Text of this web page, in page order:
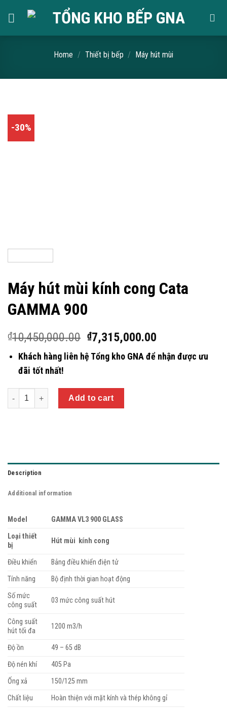
Home / Thiết bị bếp / Máy hút mùi
-30%
Máy hút mùi kính cong Cata
GAMMA 900
₫10,450,000.00 ₫7,315,000.00
Khách hàng liên hệ Tổng kho GNA để nhận được ưu
đãi tốt nhất!
Quantity
Add to cart
Description
Additional information
Model
GAMMA VL3 900 GLASS
Loại thiết
bị
Hút mùi kính cong
Điều khiển
Bảng điều khiển điện tử
Tính năng
Bộ định thời gian hoạt động
Số mức
công suất
03 mức công suất hút
Công suất
hút tối đa
1200 m3/h
Độ ồn
49 – 65 dB
Độ nén khí
405 Pa
Ống xả
150/125 mm
Chất liệu
Hoàn thiện với mặt kính và thép không gỉ